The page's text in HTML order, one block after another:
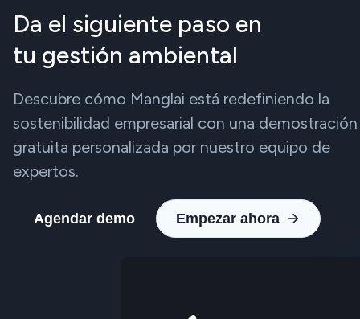
Da el siguiente paso en
tu gestión ambiental
Descubre cómo Manglai está redefiniendo la
sostenibilidad empresarial con una demostración
gratuita personalizada por nuestro equipo de
expertos.
Agendar demo Empezar ahora